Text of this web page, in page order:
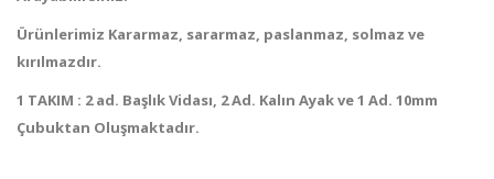
Ürünlerimiz Kararmaz, sararmaz, paslanmaz, solmaz ve
kırılmazdır.
1 TAKIM : 2 ad. Başlık Vidası, 2 Ad. Kalın Ayak ve 1 Ad. 10mm
Çubuktan Oluşmaktadır.